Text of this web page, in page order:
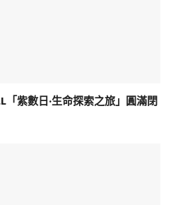
「紫數日·生命探索之旅」圓滿閉